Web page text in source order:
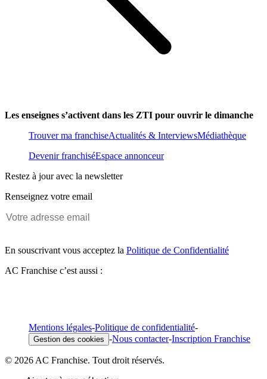
Les enseignes s’activent dans les ZTI pour ouvrir le dimanche
Trouver ma franchiseActualités & InterviewsMédiathèque
Devenir franchiséEspace annonceur
Restez à jour avec la newsletter
Renseignez votre email
En souscrivant vous acceptez la Politique de Confidentialité
AC Franchise c’est aussi :
Mentions légales-Politique de confidentialité-
Gestion des cookies -Nous contacter-Inscription Franchise
© 2026 AC Franchise. Tout droit réservés.